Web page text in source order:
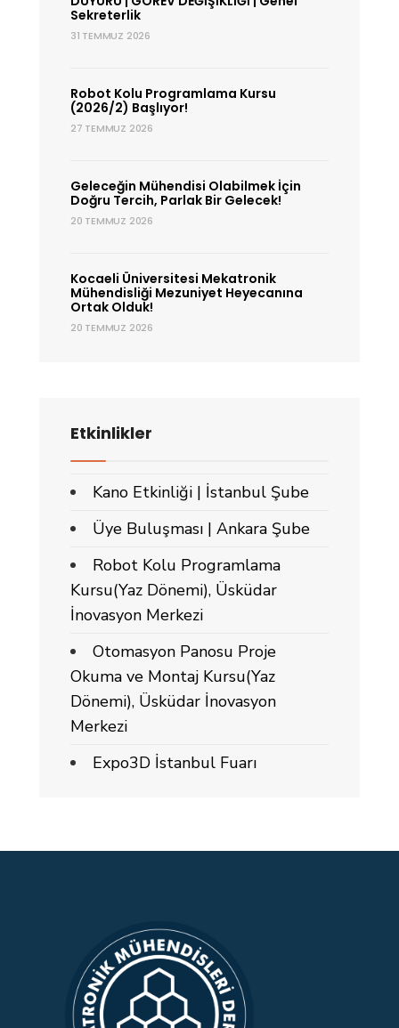
Sekreterlik
31 TEMMUZ 2026
Robot Kolu Programlama Kursu
(2026/2) Başlıyor!
27 TEMMUZ 2026
Geleceğin Mühendisi Olabilmek İçin
Doğru Tercih, Parlak Bir Gelecek!
20 TEMMUZ 2026
Kocaeli Üniversitesi Mekatronik
Mühendisliği Mezuniyet Heyecanına
Ortak Olduk!
20 TEMMUZ 2026
Etkinlikler
Kano Etkinliği | İstanbul Şube
Üye Buluşması | Ankara Şube
Robot Kolu Programlama
Kursu(Yaz Dönemi), Üsküdar
İnovasyon Merkezi
Otomasyon Panosu Proje
Okuma ve Montaj Kursu(Yaz
Dönemi), Üsküdar İnovasyon
Merkezi
Expo3D İstanbul Fuarı